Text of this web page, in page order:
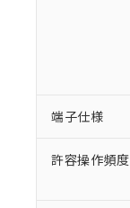
端子仕様
許容操作頻度